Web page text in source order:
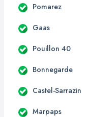
Pomarez
Gaas
Pouillon 40
Bonnegarde
Castel-Sarrazin
Marpaps